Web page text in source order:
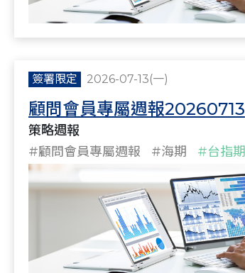
簽署限定 2026-07-13(一)
顧問會員專屬週報20260713
策略週報
#顧問會員專屬週報
#海期
#台指期
#策略